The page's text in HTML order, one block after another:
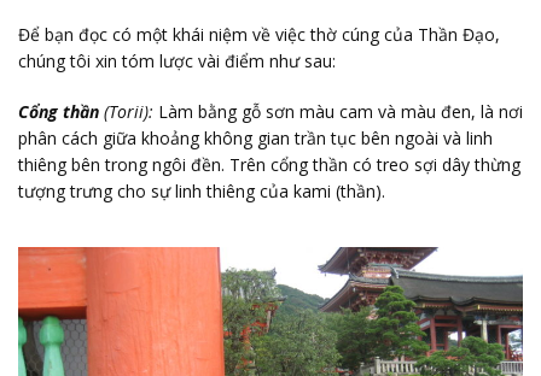
Để bạn đọc có một khái niệm về việc thờ cúng của Thần Đạo,
chúng tôi xin tóm lược vài điểm như sau:
Cổng thần (Torii): Làm bằng gỗ sơn màu cam và màu đen, là nơi
phân cách giữa khoảng không gian trần tục bên ngoài và linh
thiêng bên trong ngôi đền. Trên cổng thần có treo sợi dây thừng
tượng trưng cho sự linh thiêng của kami (thần).